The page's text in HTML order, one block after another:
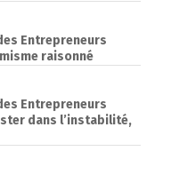
Entrepreneurs
raisonné
Entrepreneurs
dans l’instabilité,